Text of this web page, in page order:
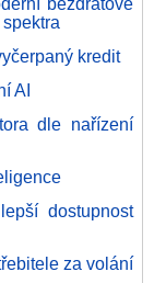
kredit
AI
dle nařízení
dostupnost
za volání